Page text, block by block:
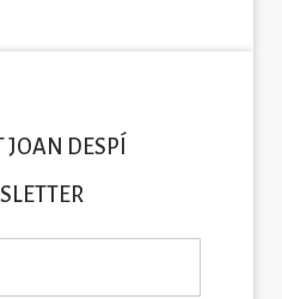
JOAN DESPÍ